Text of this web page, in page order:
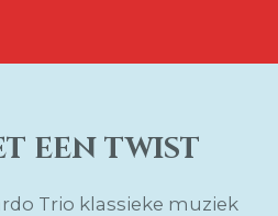
een twist
Trio klassieke muziek